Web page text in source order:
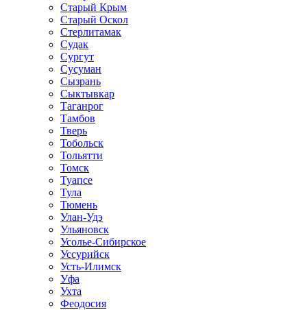
Старый Крым
Старый Оскол
Стерлитамак
Судак
Сургут
Сусуман
Сызрань
Сыктывкар
Таганрог
Тамбов
Тверь
Тобольск
Тольятти
Томск
Туапсе
Тула
Тюмень
Улан-Удэ
Ульяновск
Усолье-Сибирское
Уссурийск
Усть-Илимск
Уфа
Ухта
Феодосия